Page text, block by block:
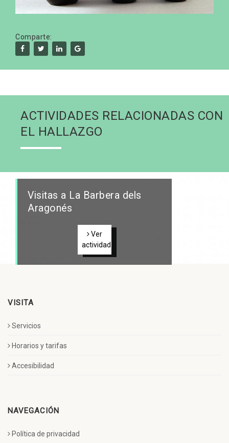
Comparte:
ACTIVIDADES RELACIONADAS CON
EL HALLAZGO
Visitas a La Barbera dels
Aragonés
Ver
actividad
VISITA
Servicios
Horarios y tarifas
Accesibilidad
NAVEGACIÓN
Política de privacidad